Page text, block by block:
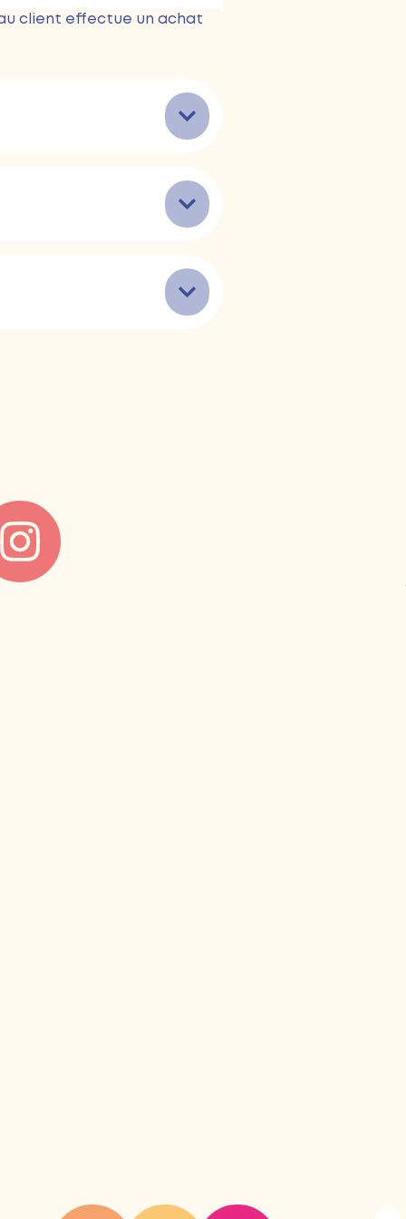
client effectue un achat